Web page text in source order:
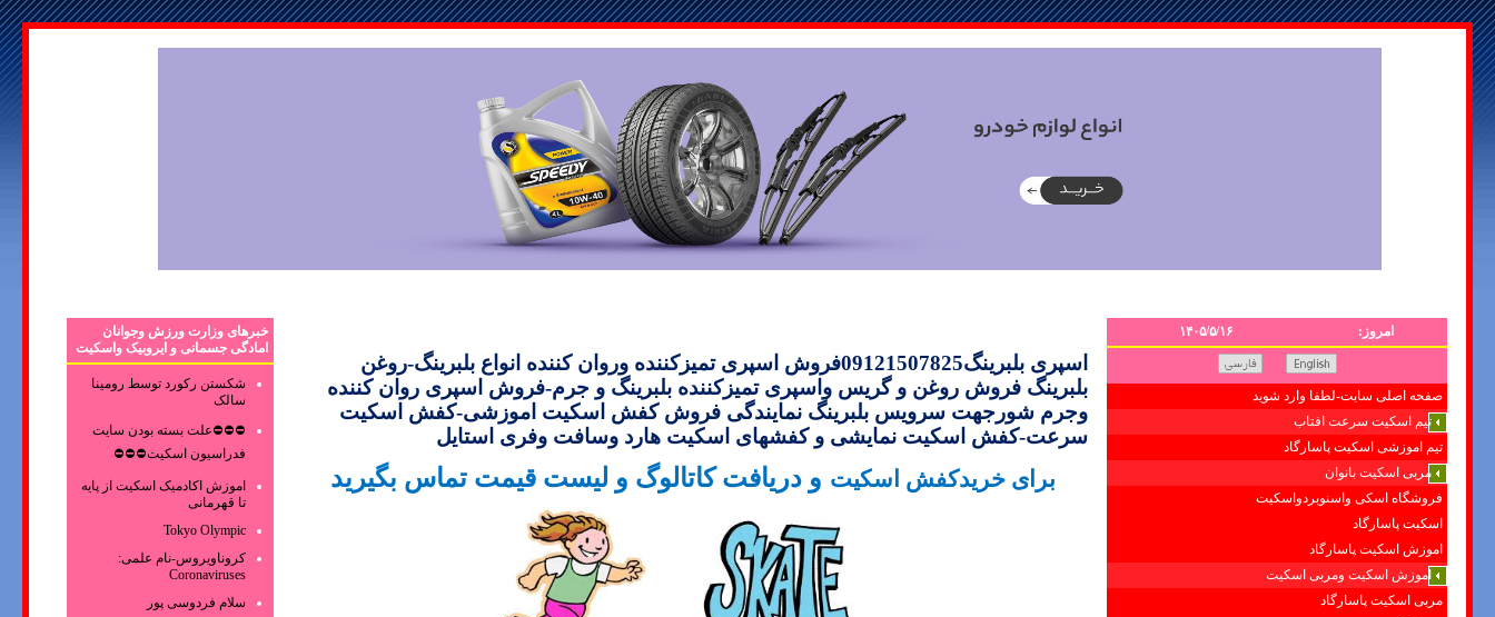
امروز: ۱۴۰۵/۵/۱۶
صفحه اصلی سایت-لطفا وارد شوید
تیم اسکیت سرعت افتاب
تیم اموزشی اسکیت پاسارگاد
مربی اسکیت بانوان
فروشگاه اسکی واسنوبردواسکیت
اسکیت پاسارگاد
اموزش اسکیت پاسارگاد
اموزش اسکیت ومربی اسکیت
مربی اسکیت پاسارگاد
اسپری بلبرینگ09121507825فروش اسپری تمیزکننده وروان کننده انواع بلبرینگ-روغن
بلبرینگ فروش روغن و گریس واسپری تمیزکننده بلبرینگ و جرم-فروش اسپری روان کننده
وجرم شورجهت سرویس بلبرینگ نمایندگی فروش کفش اسکیت اموزشی-کفش اسکیت
سرعت-کفش اسکیت نمایشی و کفشهای اسکیت هارد وسافت وفری استایل
برای خریدکفش اسکیت و دریافت کاتالوگ و لیست قیمت تماس بگیرید
خبرهای وزارت ورزش وجوانان
امادگی جسمانی و ایروبیک واسکیت
شکستن رکورد توسط رومینا
سالک
⛔⛔⛔علت بسته بودن سایت
فدراسیون اسکیت⛔⛔⛔
اموزش اکادمیک اسکیت از پایه
تا قهرمانی
Tokyo Olympic
کروناویروس‌-نام علمی:
Coronaviruses
سلام فردوسی پور